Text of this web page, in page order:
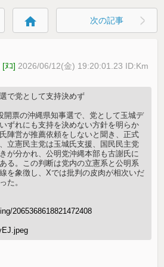
home 次の記事
ﾇｺ] 2026/06/12(金) 19:20:01.23 ID:Km
で党として支持決めず
開票の沖縄県知事選で、党として玉城デ
ずれにも支持を決めない方針を明らか
陣営が推薦依頼をしないと聞き、正式
立憲民主党は玉城氏支援、国民民主党
が分かれ、公明党沖縄本部も古謝氏に
る。この判断は党内の立憲系と公明系
を象徴し、Xでは批判の皮肉が相次いだ
た。
2065368618821472408